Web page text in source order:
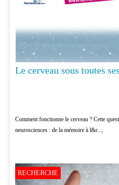
Le cerveau sous toutes
Comment fonctionne le cerveau ? Cette
neurosciences : de la mémoire à l&r...;
RECHERCHE